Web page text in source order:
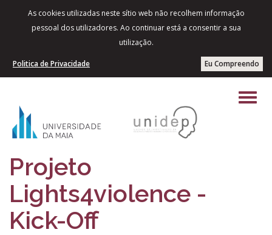
As cookies utilizadas neste sítio web não recolhem informação
pessoal dos utilizadores. Ao continuar está a consentir a sua
utilização.
Eu Compreendo
Politica de Privacidade
Projeto
Lights4violence -
Kick-Off